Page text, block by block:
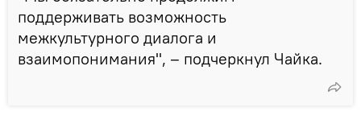
поддерживать возможность
межкультурного диалога и
взаимопонимания", – подчеркнул Чайка.